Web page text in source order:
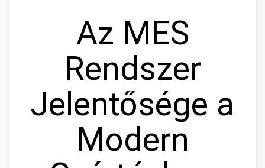
Az MES
Rendszer
Jelentősége a
Modern